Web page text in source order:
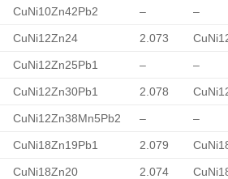
CuNi10Zn42Pb2 – –
CuNi12Zn24 2.073
CuNi12Zn25Pb1 – –
CuNi12Zn30Pb1 2.078
CuNi12Zn38Mn5Pb2 – –
CuNi18Zn19Pb1 2.079
CuNi18Zn20 2.074